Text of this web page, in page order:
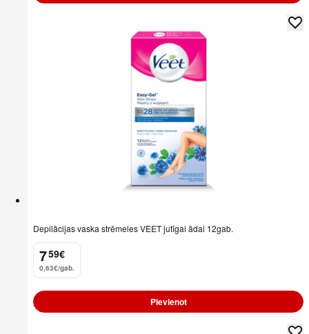
Depilācijas vaska strēmeles VEET jutīgai ādai 12gab.
7
. 59€
0,63€/gab.
Pievienot